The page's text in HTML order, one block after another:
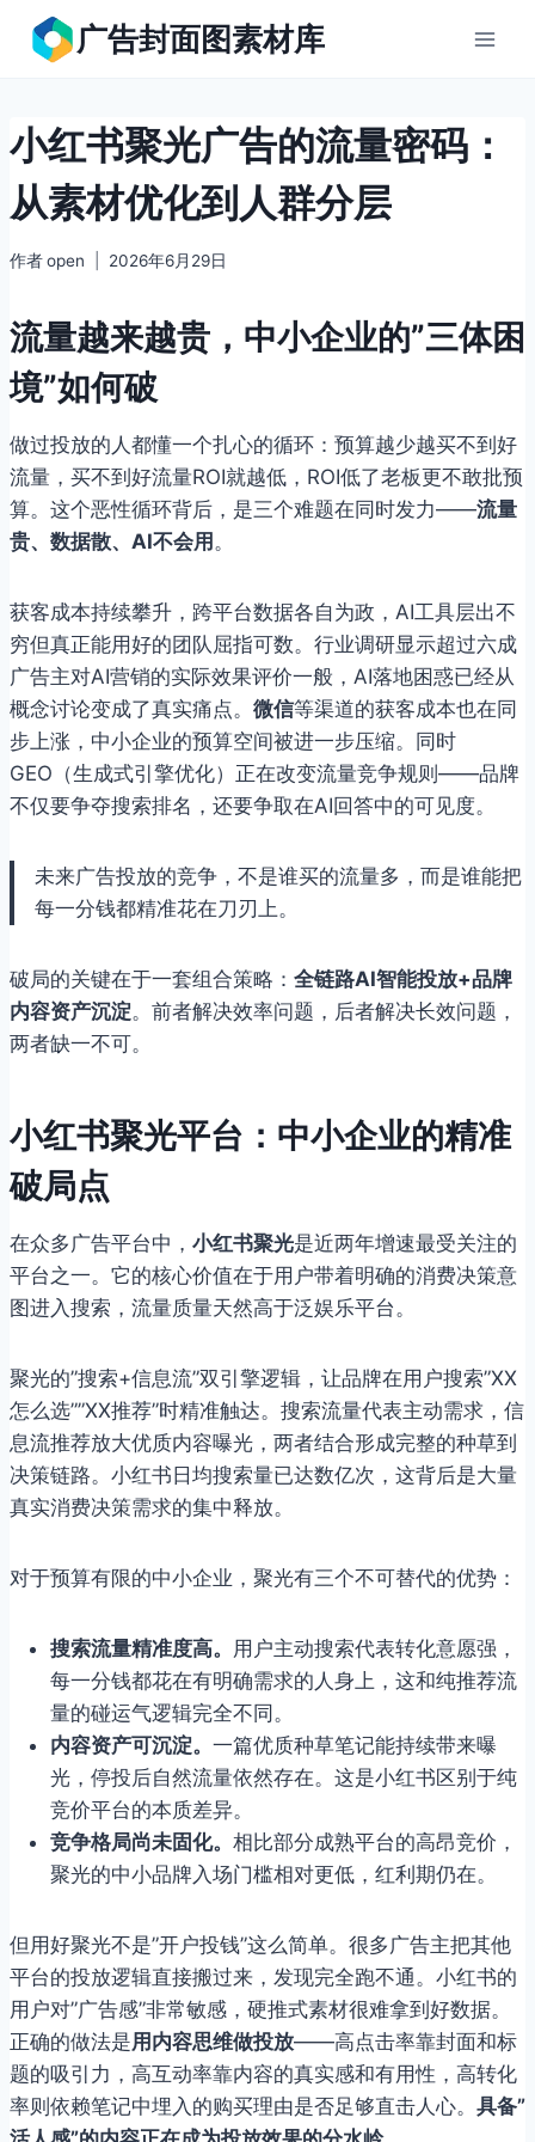
广告封面图素材库
小红书聚光广告的流量密码：
从素材优化到人群分层
作者open 2026年6月29日
流量越来越贵，中小企业的”三体困
境”如何破
做过投放的人都懂一个扎心的循环：预算越少越买不到好
流量，买不到好流量ROI就越低，ROI低了老板更不敢批预
算。这个恶性循环背后，是三个难题在同时发力——流量
贵、数据散、AI不会用 。
获客成本持续攀升，跨平台数据各自为政，AI工具层出不
穷但真正能用好的团队屈指可数。行业调研显示超过六成
广告主对AI营销的实际效果评价一般，AI落地困惑已经从
概念讨论变成了真实痛点。 微信等渠道的获客成本也在同
步上涨，中小企业的预算空间被进一步压缩。同时
GEO（生成式引擎优化）正在改变流量竞争规则——品牌
不仅要争夺搜索排名，还要争取在AI回答中的可见度。
未来广告投放的竞争，不是谁买的流量多，而是谁能把
每一分钱都精准花在刀刃上。
破局的关键在于一套组合策略： 全链路AI智能投放+品牌
内容资产沉淀。前者解决效率问题，后者解决长效问题，
两者缺一不可。
小红书聚光平台：中小企业的精准
破局点
在众多广告平台中， 小红书聚光是近两年增速最受关注的
平台之一。它的核心价值在于用户带着明确的消费决策意
图进入搜索，流量质量天然高于泛娱乐平台。
聚光的”搜索+信息流”双引擎逻辑，让品牌在用户搜索”XX
怎么选””XX推荐”时精准触达。搜索流量代表主动需求，信
息流推荐放大优质内容曝光，两者结合形成完整的种草到
决策链路。小红书日均搜索量已达数亿次，这背后是大量
真实消费决策需求的集中释放。
对于预算有限的中小企业，聚光有三个不可替代的优势：
搜索流量精准度高。 用户主动搜索代表转化意愿强，
每一分钱都花在有明确需求的人身上，这和纯推荐流
量的碰运气逻辑完全不同。
内容资产可沉淀。 一篇优质种草笔记能持续带来曝
光，停投后自然流量依然存在。这是小红书区别于纯
竞价平台的本质差异。
竞争格局尚未固化。 相比部分成熟平台的高昂竞价，
聚光的中小品牌入场门槛相对更低，红利期仍在。
但用好聚光不是”开户投钱”这么简单。很多广告主把其他
平台的投放逻辑直接搬过来，发现完全跑不通。小红书的
用户对”广告感”非常敏感，硬推式素材很难拿到好数据。
正确的做法是用内容思维做投放——高点击率靠封面和标
题的吸引力，高互动率靠内容的真实感和有用性，高转化
率则依赖笔记中埋入的购买理由是否足够直击人心。 具备”